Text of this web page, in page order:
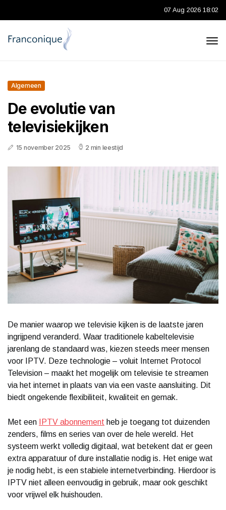
07 Aug 2026 18:02
Algemeen
De evolutie van
televisiekijken
15 november 2025 2 min leestijd
De manier waarop we televisie kijken is de laatste jaren
ingrijpend veranderd. Waar traditionele kabeltelevisie
jarenlang de standaard was, kiezen steeds meer mensen
voor IPTV. Deze technologie – voluit Internet Protocol
Television – maakt het mogelijk om televisie te streamen
via het internet in plaats van via een vaste aansluiting. Dit
biedt ongekende flexibiliteit, kwaliteit en gemak.
Met een IPTV abonnement heb je toegang tot duizenden
zenders, films en series van over de hele wereld. Het
systeem werkt volledig digitaal, wat betekent dat er geen
extra apparatuur of dure installatie nodig is. Het enige wat
je nodig hebt, is een stabiele internetverbinding. Hierdoor is
IPTV niet alleen eenvoudig in gebruik, maar ook geschikt
voor vrijwel elk huishouden.